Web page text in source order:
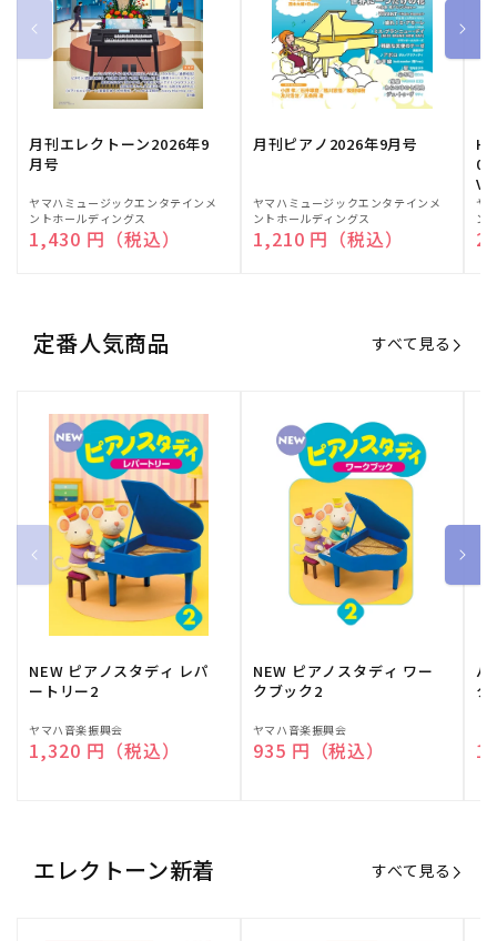
月刊エレクトーン2026年9
月号
販
売
元:
ヤマハミュージックエンタテインメ
ントホールディングス
通常価格
1,430 円（税込）
月刊ピアノ2026年9月号
販
売
元:
ヤマハミュージックエンタテインメ
ントホールディングス
通常価格
1,210 円（税込）
販
売
元:
ヤ
ン
定番人気商品 すべて見る
NEW ピアノスタディ レパ
ートリー2
販
売
ヤマハ音楽振興会
通常価格
1,320 円（税込）
NEW ピアノスタディ ワー
クブック2
販
売
ヤマハ音楽振興会
通常価格
935 円（税込）
バ
ク
売
エレクトーン新着 すべて見る